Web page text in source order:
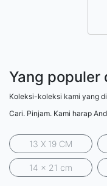
Yang populer
Koleksi-koleksi kami yang
Cari. Pinjam. Kami harap
13 X 19 CM
14 x 21 cm